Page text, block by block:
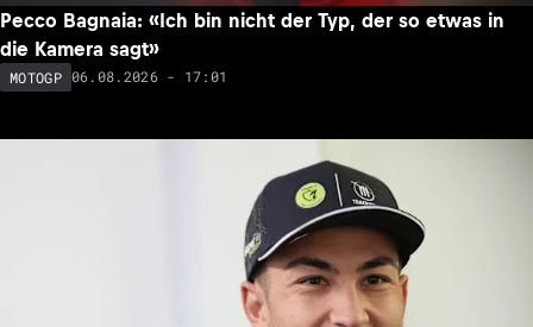
Pecco Bagnaia: «Ich bin nicht der Typ, der so etwas in
die Kamera sagt»
MOTOGP 06.08.2026 - 17:01